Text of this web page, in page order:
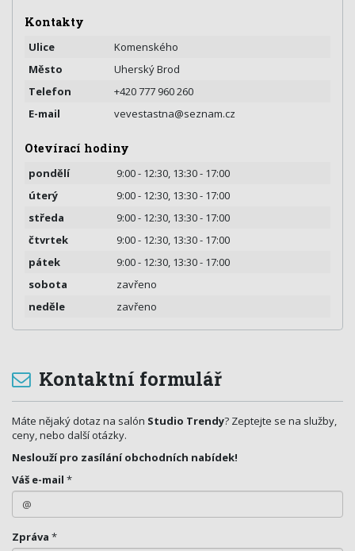
Kontakty
Ulice
Komenského
Město
Uherský Brod
Telefon
+420 777 960 260
E-mail
vevestastna@seznam.cz
Otevírací hodiny
pondělí
9:00 - 12:30, 13:30 - 17:00
úterý
9:00 - 12:30, 13:30 - 17:00
středa
9:00 - 12:30, 13:30 - 17:00
čtvrtek
9:00 - 12:30, 13:30 - 17:00
pátek
9:00 - 12:30, 13:30 - 17:00
sobota
zavřeno
neděle
zavřeno
Kontaktní formulář
Máte nějaký dotaz na salón Studio Trendy? Zeptejte se na služby,
ceny, nebo další otázky.
Neslouží pro zasílání obchodních nabídek!
Váš e-mail *
Zpráva *